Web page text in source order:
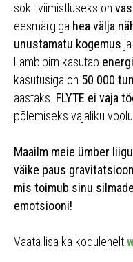
sokli viimistluseks on
eesmärgiga hea välja
unustamatu kogemus
Lambipirn kasutab
kasutusiga on 50 000
aastaks. FLYTE ei vaja
põlemiseks vajaliku
Maailm meie ümber
väike paus
mis toimub sinu
emotsiooni!
Vaata lisa ka kodulehelt